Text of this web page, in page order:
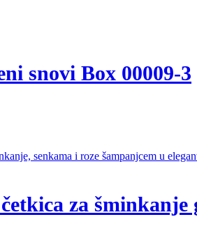
snovi Box 00009-3
za šminkanje